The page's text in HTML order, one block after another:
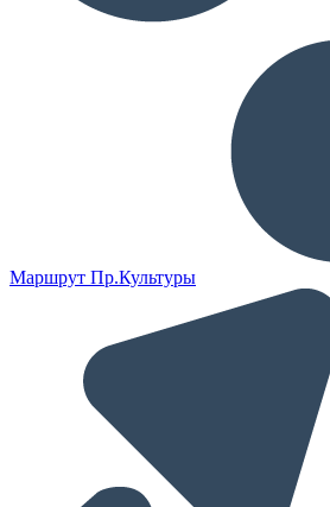
Маршрут Пр.Культуры